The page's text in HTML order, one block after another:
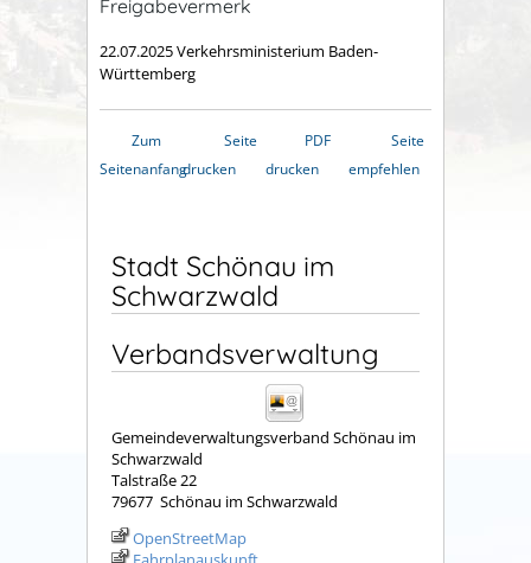
Freigabevermerk
22.07.2025 Verkehrsministerium Baden-
Württemberg
Zum
Seitenanfang
Seite
drucken
PDF
drucken
Seite
empfehlen
Stadt Schönau im
Schwarzwald
Verbandsverwaltung
Gemeindeverwaltungsverband Schönau im
Schwarzwald
Talstraße 22
79677 Schönau im Schwarzwald
OpenStreetMap